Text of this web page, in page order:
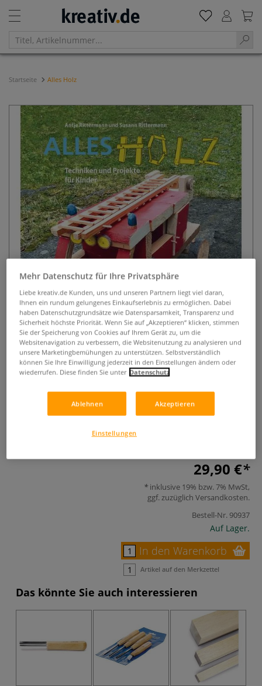
Startseite Alles Holz
Alles Holz
0 Bewertungen
Techniken und Projekte für Kinder. Viele Ideen und klare
4 bis 14 Jahren gestaltet.
Mehr
29,90 €
inklusive 19% bzw. 7% MwSt,
ggf. zuzüglich Versandkosten.
Bestell-Nr. 90937
Auf Lager.
In den Warenkorb
Artikel auf den Merkzettel
Das könnte Sie auch interessieren
Mehr Datenschutz für Ihre Privatsphäre
Liebe kreativ.de Kunden, uns und unseren Partnern liegt viel daran,
Ihnen ein rundum gelungenes Einkaufserlebnis zu ermöglichen. Dabei
haben Datenschutzgrundsätze wie Datensparsamkeit, Transparenz und
Sicherheit höchste Priorität. Wenn Sie auf „Akzeptieren“ klicken, stimmen
Sie der Speicherung von Cookies auf Ihrem Gerät zu, um die
Websitenavigation zu verbessern, die Websitenutzung zu analysieren und
unsere Marketingbemühungen zu unterstützen. Selbstverständlich
können Sie Ihre Einwilligung jederzeit in den Einstellungen ändern oder
wiederrufen. Diese finden Sie unter Datenschutz
Ablehnen Akzeptieren
Einstellungen